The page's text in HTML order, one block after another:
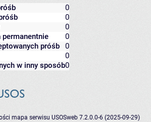
0
0
0
0
próśb
0
0
w inny sposób0
mapa serwisu USOSweb 7.2.0.0-6 (2025-09-29)